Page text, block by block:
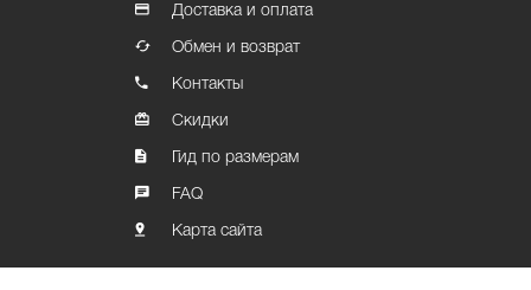
Доставка и оплата
Обмен и возврат
Контакты
Скидки
Гид по размерам
FAQ
Карта сайта